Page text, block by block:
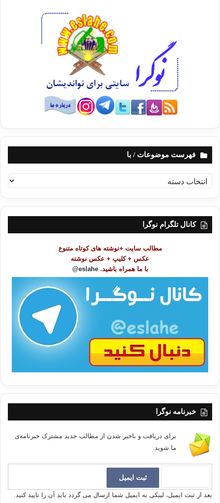
فهرست موضوعات / با
ه
ر
کانال تلگرام نوگرا
مطالب سایت +نوشته های کوتاه متنوع
عکس + کلیپ + عکس نوشته
با ما همراه باشید. eslahe@
خبرنامه نوگرا
برای دریافت و باخبر شدن از مطالب جدید مشترک خبرنامه‌ی
ما شوید.
بعد از ثبت ایمیل، لینکی به ایمیل شما ارسال می گردد باید آن را تایید کنید.